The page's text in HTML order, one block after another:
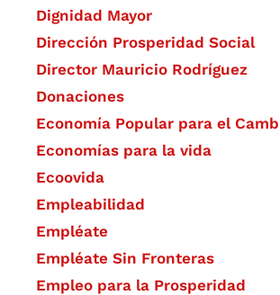
Dignidad Mayor
Dirección Prosperidad Social
Director Mauricio Rodríguez
Donaciones
Economía Popular para el
Economías para la vida
Ecoovida
Empleabilidad
Empléate
Empléate Sin Fronteras
Empleo para la Prosperidad